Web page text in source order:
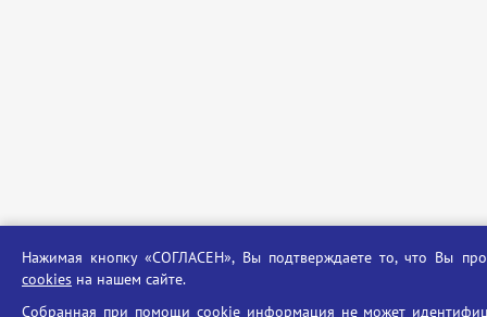
Нажимая кнопку «СОГЛАСЕН», Вы подтверждаете то, что Вы
cookies на нашем сайте.
Собранная при помощи cookie информация не может